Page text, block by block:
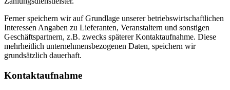
Ferner speichern wir auf Grundlage unserer betriebswirtschaftlichen
Interessen Angaben zu Lieferanten, Veranstaltern und sonstigen
Geschäftspartnern, z.B. zwecks späterer Kontaktaufnahme. Diese
mehrheitlich unternehmensbezogenen Daten, speichern wir
grundsätzlich dauerhaft.
Kontaktaufnahme